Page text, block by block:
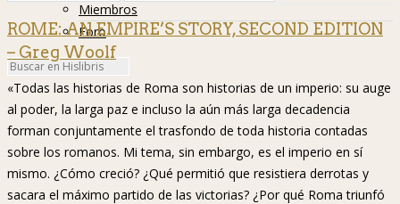
Miembros
Foro
ROME: AN EMPIRE’S STORY, SECOND EDITION
– Greg Woolf
«Todas las historias de Roma son historias de un imperio: su auge
al poder, la larga paz e incluso la aún más larga decadencia
forman conjuntamente el trasfondo de toda historia contadas
sobre los romanos. Mi tema, sin embargo, es el imperio en sí
mismo. ¿Cómo creció? ¿Qué permitió que resistiera derrotas y
sacara el máximo partido de las victorias? ¿Por qué Roma triunfó